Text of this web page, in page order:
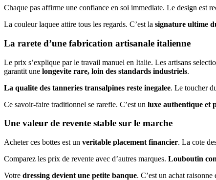
Chaque pas affirme une confiance en soi immediate. Le design est
La couleur laquee attire tous les regards. C’est la signature ultime
La rarete d’une fabrication artisanale italienne
Le prix s’explique par le travail manuel en Italie. Les artisans
garantit une longevite rare, loin des standards industriels.
La qualite des tanneries transalpines reste inegalee. Le toucher
Ce savoir-faire traditionnel se rarefie. C’est un luxe authentique et
Une valeur de revente stable sur le marche
Acheter ces bottes est un veritable placement financier. La cote
Comparez les prix de revente avec d’autres marques. Louboutin
Votre dressing devient une petite banque. C’est un achat raisonne